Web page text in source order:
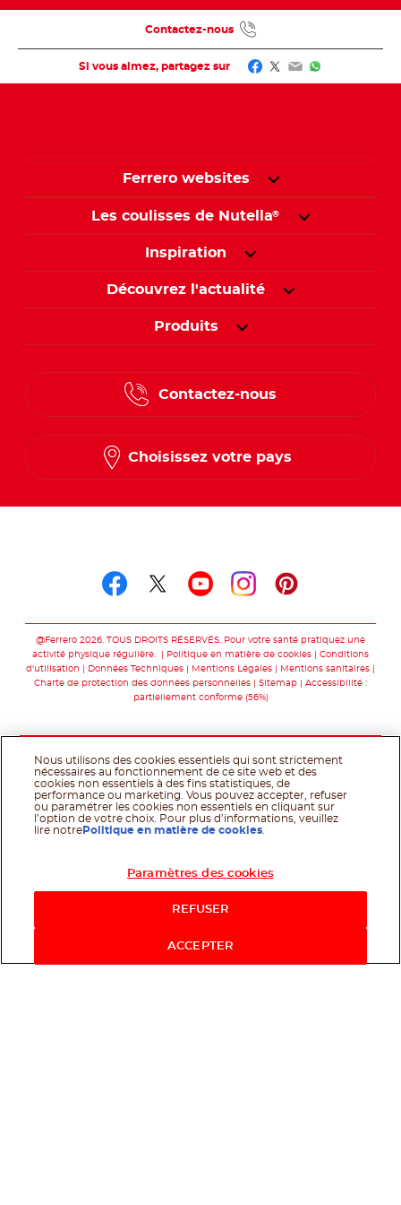
Si vous aimez, partagez sur Facebook
Twitter
EmailWhatsApp
Contactez-nous
Ferrero websites
Les coulisses de Nutella®
Inspiration
Découvrez l'actualité
Produits
Contactez-nous
Choisissez votre pays
@Ferrero 2026. TOUS DROITS RÉSERVÉS. Pour votre santé pratiquez une
activité physique régulière.
Politique en matière de cookies
Conditions
d'utilisation
Données Techniques Mentions Légales
Mentions sanitaires
Charte de protection des données personnelles
Sitemap
Accessibilité :
partiellement conforme (56%)
Nous utilisons des cookies essentiels qui sont strictement
nécessaires au fonctionnement de ce site web et des
cookies non essentiels à des fins statistiques, de
performance ou marketing. Vous pouvez accepter, refuser
ou paramétrer les cookies non essentiels en cliquant sur
l’option de votre choix. Pour plus d’informations, veuillez
lire notre Politique en matière de cookies
Paramètres des cookies
REFUSER
ACCEPTER